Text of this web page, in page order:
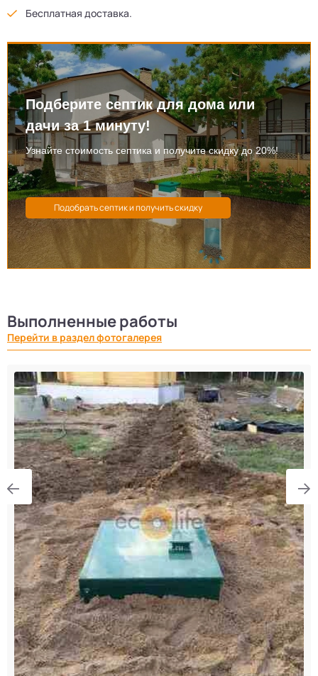
Бесплатная доставка.
Подберите септик для дома или
дачи за 1 минуту!
Узнайте стоимость септика и получите скидку до 20%!
Выполненные работы
Перейти в раздел фотогалерея